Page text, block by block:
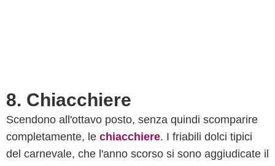
8. Chiacchiere
Scendono all'ottavo posto, senza quindi scomparire
completamente, le chiacchiere. I friabili dolci tipici
del carnevale, che l'anno scorso si sono aggiudicate il